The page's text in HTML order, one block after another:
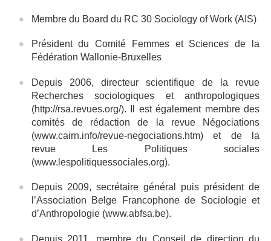
Membre du Board du RC 30 Sociology of Work (AIS)
Président du Comité Femmes et Sciences de la
Fédération Wallonie-Bruxelles
Depuis 2006, directeur scientifique de la revue
Recherches sociologiques et anthropologiques
(http://rsa.revues.org/). Il est également membre des
comités de rédaction de la revue Négociations
(www.cairn.info/revue-negociations.htm) et de la
revue Les Politiques sociales
(www.lespolitiquessociales.org).
Depuis 2009, secrétaire général puis président de
l’Association Belge Francophone de Sociologie et
d’Anthropologie (www.abfsa.be).
Depuis 2011, membre du Conseil de direction du